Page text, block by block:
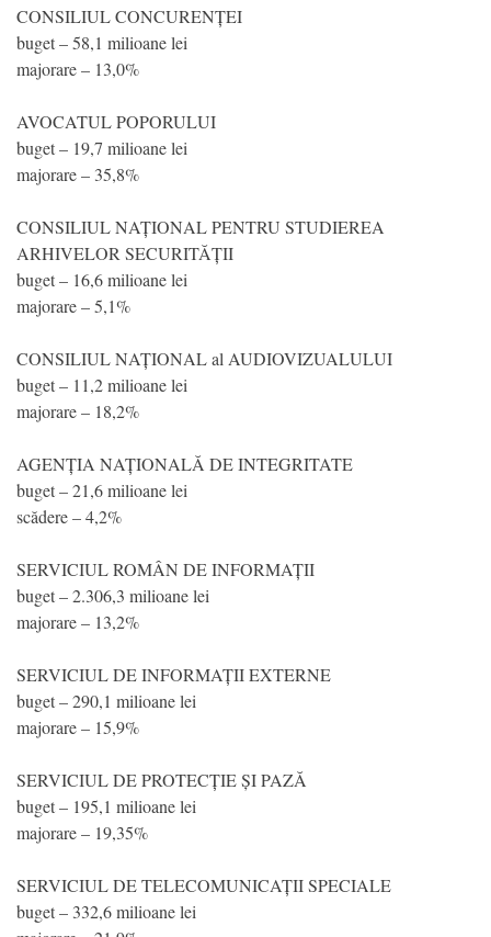
CONSILIUL CONCURENȚEI
buget – 58,1 milioane lei
majorare – 13,0%
AVOCATUL POPORULUI
buget – 19,7 milioane lei
majorare – 35,8%
CONSILIUL NAȚIONAL PENTRU STUDIEREA
ARHIVELOR SECURITĂȚII
buget – 16,6 milioane lei
majorare – 5,1%
CONSILIUL NAȚIONAL al AUDIOVIZUALULUI
buget – 11,2 milioane lei
majorare – 18,2%
AGENȚIA NAȚIONALĂ DE INTEGRITATE
buget – 21,6 milioane lei
scădere – 4,2%
SERVICIUL ROMÂN DE INFORMAȚII
buget – 2.306,3 milioane lei
majorare – 13,2%
SERVICIUL DE INFORMAȚII EXTERNE
buget – 290,1 milioane lei
majorare – 15,9%
SERVICIUL DE PROTECȚIE ȘI PAZĂ
buget – 195,1 milioane lei
majorare – 19,35%
SERVICIUL DE TELECOMUNICAȚII SPECIALE
buget – 332,6 milioane lei